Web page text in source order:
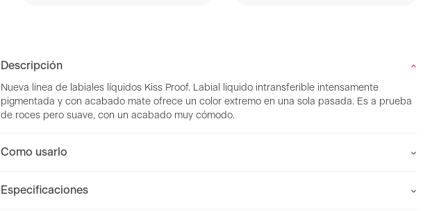
Descripción
pigmentada y con acabado mate ofrece un color extremo en una sola pasada. Es a prueba